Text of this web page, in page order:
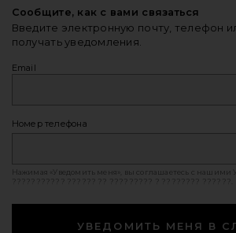
Сообщите, как с вами связаться
Введите электронную почту, телефон
получать уведомления.
Email
Номер телефона
Нажимая «Уведомить меня», вы соглашаетесь с нашими
УВЕДОМИТЬ МЕНЯ В